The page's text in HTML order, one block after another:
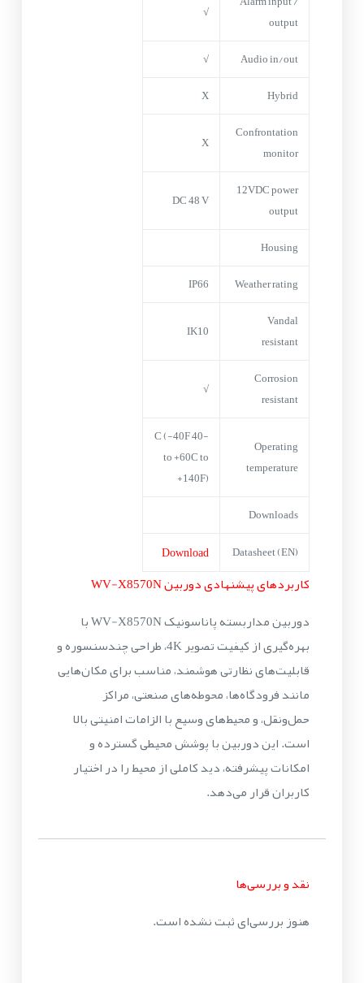
output
√
Audio in/out
√
Hybrid
X
Confrontation
monitor
X
12VDC power
output
DC 48 V
Housing
Weather rating
IP66
Vandal
resistant
IK10
Corrosion
resistant
√
Operating
temperature
-40 C (-40F
to +60C to
+140F)
Downloads
Datasheet (EN)
Download
کاربردهای پیشنهادی دوربین WV-X8570N
دوربین مداربسته پاناسونیک WV-X8570N با
بهره‌گیری از کیفیت تصویر 4K، طراحی چندسنسوره و
قابلیت‌های نظارتی هوشمند، مناسب برای مکان‌هایی
مانند فرودگاه‌ها، محوطه‌های صنعتی، مراکز
حمل‌ونقل، و محیط‌های وسیع با الزامات امنیتی بالا
است. این دوربین با پوشش محیطی گسترده و
امکانات پیشرفته، دید کاملی از محیط را در اختیار
کاربران قرار می‌دهد.
نقد و بررسی‌ها
هنوز بررسی‌ای ثبت نشده است.